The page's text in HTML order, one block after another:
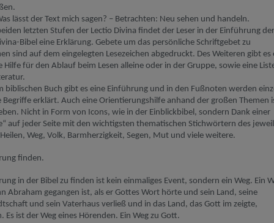
lässt der Text mich sagen? – Betrachten: Neu sehen und handeln.
letzten Stufen der Lectio Divina findet der Leser in der Einführung der
-Bibel eine Erklärung. Gebete um das persönliche Schriftgebet zu
sind auf dem eingelegten Lesezeichen abgedruckt. Des Weiteren gibt es
Hilfe für den Ablauf beim Lesen alleine oder in der Gruppe, sowie eine
biblischen Buch gibt es eine Einführung und in den Fußnoten werden
Begriffe erklärt. Auch eine Orientierungshilfe anhand der großen Themen
Nicht in Form von Icons, wie in der Einblickbibel , sondern Dank einer
auf jeder Seite mit den wichtigsten thematischen Stichwörtern des
Weg, Volk, Barmherzigkeit, Segen, Mut und viele weitere.
finden.
in der Bibel zu finden ist kein einmaliges Event, sondern ein Weg. Ein
Abraham gegangen ist, als er Gottes Wort hörte und sein Land, seine
und sein Vaterhaus verließ und in das Land, das Gott im zeigte,
Es ist der Weg eines Hörenden. Ein Weg zu Gott.